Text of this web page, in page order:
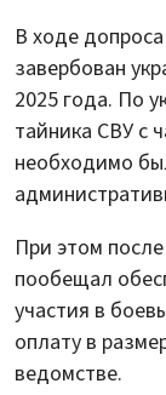
В ходе
завербован
2025 года. По
тайника СВУ с
необходимо
При этом
пообещал
участия в
оплату в
ведомстве.